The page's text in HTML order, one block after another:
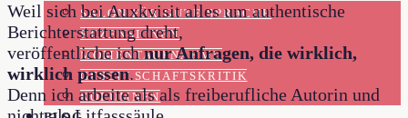
SALON FÜR GUTE SPRACHE
REZENSIONEN
MOMENTAUFNAHME
GESELLSCHAFTSKRITIK
KOLUMNEN
Weil sich bei Auxkvisit alles um authentische
Berichterstattung dreht,
veröffentliche ichnur Anfragen, die wirklich,
wirklich passen.
Denn ich arbeite als als freiberufliche Autorin und